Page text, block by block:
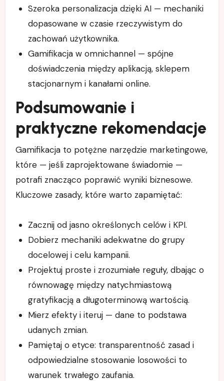
Szeroka personalizacja dzięki AI — mechaniki
dopasowane w czasie rzeczywistym do
zachowań użytkownika.
Gamifikacja w omnichannel — spójne
doświadczenia między aplikacją, sklepem
stacjonarnym i kanałami online.
Podsumowanie i
praktyczne rekomendacje
Gamifikacja to potężne narzędzie marketingowe,
które — jeśli zaprojektowane świadomie —
potrafi znacząco poprawić wyniki biznesowe.
Kluczowe zasady, które warto zapamiętać:
Zacznij od jasno określonych celów i KPI.
Dobierz mechaniki adekwatne do grupy
docelowej i celu kampanii.
Projektuj proste i zrozumiałe reguły, dbając o
równowagę między natychmiastową
gratyfikacją a długoterminową wartością.
Mierz efekty i iteruj — dane to podstawa
udanych zmian.
Pamiętaj o etyce: transparentność zasad i
odpowiedzialne stosowanie losowości to
warunek trwałego zaufania.